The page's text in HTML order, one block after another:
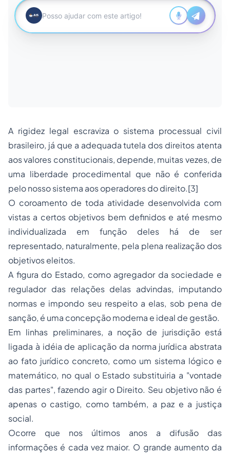
A rigidez legal escraviza o sistema processual civil
brasileiro, já que a adequada tutela dos direitos atenta
aos valores constitucionais, depende, muitas vezes, de
uma liberdade procedimental que não é conferida
pelo nosso sistema aos operadores do direito.[3]
O coroamento de toda atividade desenvolvida com
vistas a certos objetivos bem definidos e até mesmo
individualizada em função deles há de ser
representado, naturalmente, pela plena realização dos
objetivos eleitos.
A figura do Estado, como agregador da sociedade e
regulador das relações delas advindas, imputando
normas e impondo seu respeito a elas, sob pena de
sanção, é uma concepção moderna e ideal de gestão.
Em linhas preliminares, a noção de jurisdição está
ligada à idéia de aplicação da norma jurídica abstrata
ao fato jurídico concreto, como um sistema lógico e
matemático, no qual o Estado substituiria a "vontade
das partes", fazendo agir o Direito. Seu objetivo não é
apenas o castigo, como também, a paz e a justiça
social.
Ocorre que nos últimos anos a difusão das
informações é cada vez maior. O grande aumento da